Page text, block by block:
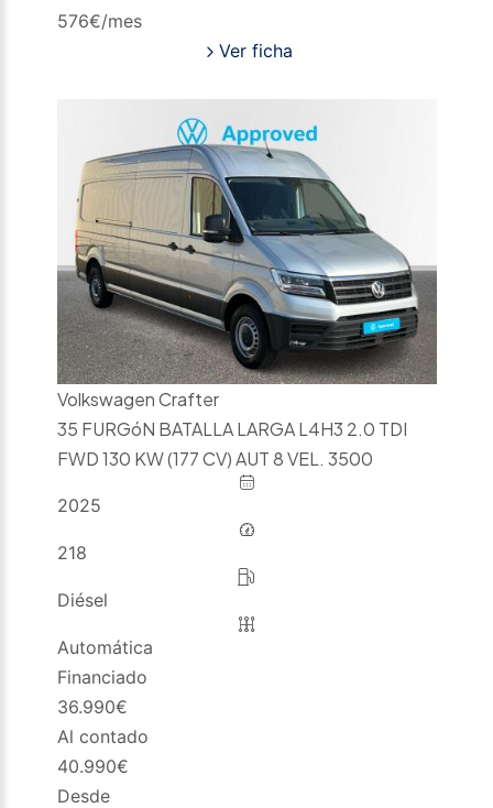
576€/mes
Ver ficha
Volkswagen Crafter
35 FURGóN BATALLA LARGA L4H3 2.0 TDI
FWD 130 KW (177 CV) AUT 8 VEL. 3500
2025
218
Diésel
Automática
Financiado
36.990€
Al contado
40.990€
Desde